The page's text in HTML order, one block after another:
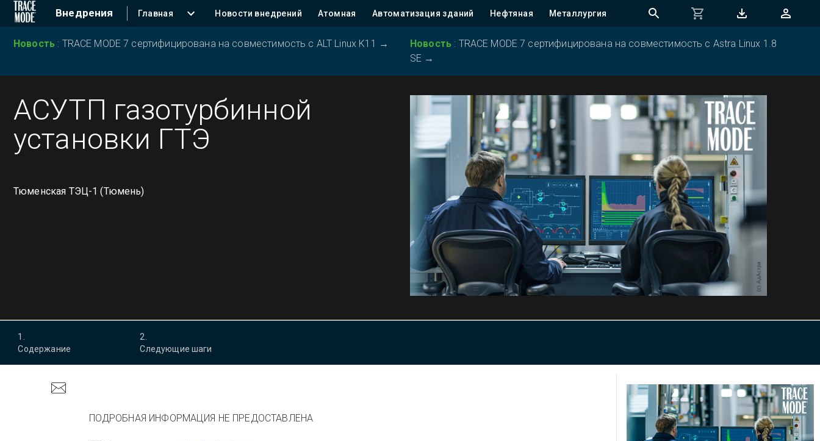
Внедрения Главная Новости внедрений Атомная Автоматизация зданий Нефтяная Металлургия
Новость : TRACE MODE 7 сертифицирована на совместимость с ALT Linux K11 → Новость : TRACE MODE 7 сертифицирована на совместимость с Astra Linux 1.8
SE →
АСУТП газотурбинной
установки ГТЭ
Тюменская ТЭЦ-1 (Тюмень)
1
Содержание
2
Следующие шаги
ПОДРОБНАЯ ИНФОРМАЦИЯ НЕ ПРЕДОСТАВЛЕНА